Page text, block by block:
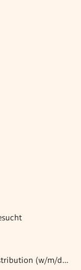
Lehre Brief- und Paketlogistik Schwerpunkt Distribution (w/m/d) 6306 Söll